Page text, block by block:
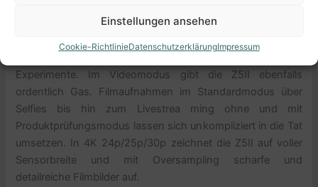
Einstellungen ansehen
Cookie-RichtlinieDatenschutzerklärungImpressum
Intervallaufnahmen, Fokusverlagerungen für das Focus
Stacking, Pixelverlagerungen für High-Resolution-Fotos,
Experimente. Im Videomodus gibt die Z5II ebenfalls
ordentlich Gas. Filmaufnahmen im Standardmodus über
Selfies bis hin zum Livestrea ming ohne und mit
Produktprüfungsmodus lassen sich unkompliziert in die Tat
umsetzen. In 4K 24p/25p/30p zeichnet die Z5II auf voller
Sensorbreite und mit Oversampling scharfe und
detailreiche Filmbilder auf.